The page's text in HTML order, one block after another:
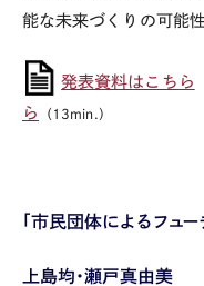
能な未来づくりの可能
発表資料はこちら
ら
（13min.）
「市民団体によるフュ
上島均・瀬戸真由美